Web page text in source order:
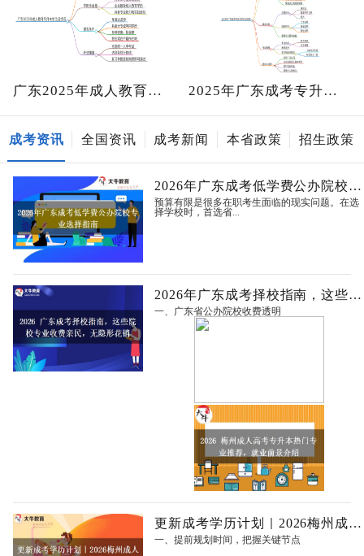
广东2025年成人教育专升本能拿学位证 2025年广东成考专升本毕业能拿到学位
成考资讯 全国资讯 成考新闻 本省政策 招生政策
2026年广东成考低学费公办院校专业选
预算有限是很多在职考生面临的现实问题。在选
择学校时，首选省...
2026年广东成考择校指南，这些院校专
一、广东省公办院校收费透明
更新成考学历计划｜2026梅州成人高考
一、提前规划时间，把握关键节点